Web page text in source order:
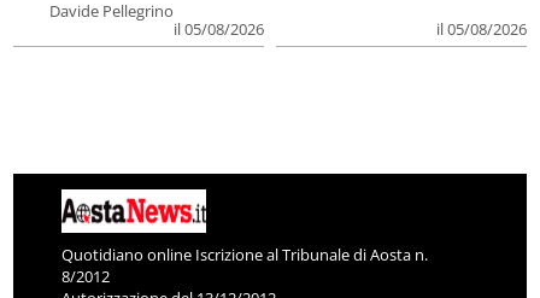
Davide Pellegrino
il 05/08/2026
il 05/08/2026
Quotidiano online Iscrizione al Tribunale di Aosta n.
8/2012